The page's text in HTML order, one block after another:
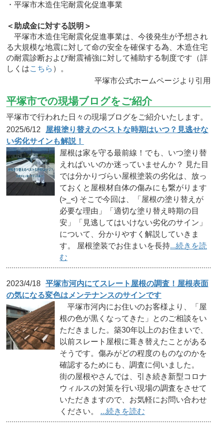
・平塚市木造住宅耐震化促進事業
＜助成金に対する説明＞
平塚市木造住宅耐震化促進事業は、今後発生が予想され
る大規模な地震に対して命の安全を確保する為、木造住宅
の耐震診断および耐震補強に対して補助する制度です（詳
しくはこちら ）。
平塚市公式ホームページより引用
平塚市での現場ブログをご紹介
平塚市で行われた日々の現場ブログをご紹介いたします。
2025/6/12
屋根塗り替えのベストな時期はいつ？見逃せな
い劣化サインも解説！
屋根は家を守る最前線！でも、いつ塗り替
えればいいのか迷っていませんか？ 見た目
では分かりづらい屋根塗装の劣化は、放っ
ておくと屋根材自体の傷みにも繋がります
(>_<) そこで今回は、「屋根の塗り替えが
必要な理由」「適切な塗り替え時期の目
安」「見逃してはいけない劣化のサイン」
について、分かりやすく解説していきま
す。 屋根塗装でお住まいを長持...続きを読
む
2023/4/18
平塚市河内にてスレート屋根の調査！屋根表面
の気になる変色はメンテナンスのサインです
平塚市河内にお住いのお客様より、「屋
根の色が黒くなってきた」とのご相談をい
ただきました。築30年以上のお住まいで、
以前スレート屋根に葺き替えたことがある
そうです。傷みがどの程度のものなのかを
確認するためにも、調査に伺いました。
街の屋根やさんでは、引き続き新型コロナ
ウィルスの対策を行い現場の調査をさせて
いただきますので、お気軽にお問い合わせ
ください。 ...続きを読む